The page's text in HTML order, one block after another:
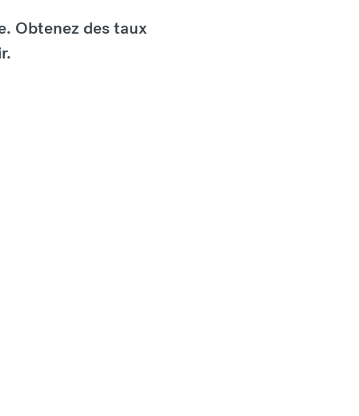
Obtenez des taux